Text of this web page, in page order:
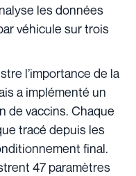
les données
véhicule sur trois
l’importance de la
a implémenté un
de vaccins. Chaque
tracé depuis les
final.
47 paramètres